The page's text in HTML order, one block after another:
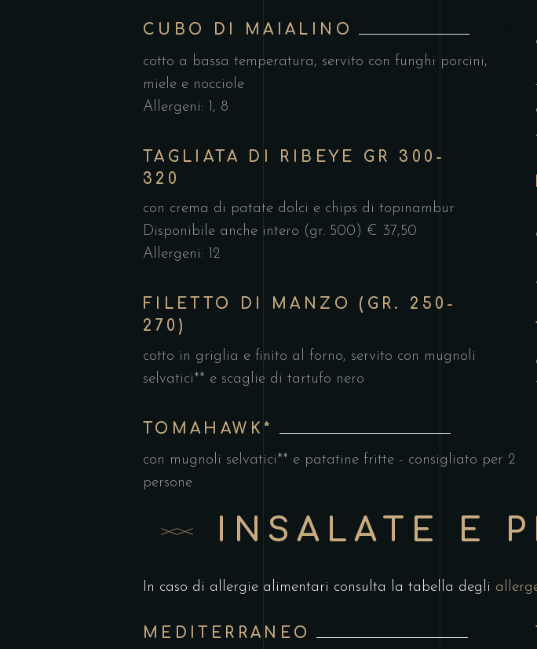
CUBO DI MAIALINO
cotto a bassa temperatura, servito con funghi porcini,
miele e nocciole
Allergeni: 1, 8
TAGLIATA DI RIBEYE GR 300-
320
con crema di patate dolci e chips di topinambur
Disponibile anche intero (gr. 500) € 37,50
Allergeni: 12
FILETTO DI MANZO (GR. 250-
270)
cotto in griglia e finito al forno, servito con mugnoli
selvatici** e scaglie di tartufo nero
TOMAHAWK*
con mugnoli selvatici** e patatine fritte - consigliato per 2
persone
INSALATE E
In caso di allergie alimentari consulta la tabella degli
MEDITERRANEO